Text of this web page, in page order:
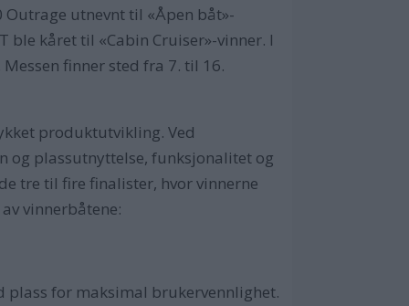
Outrage utnevnt til «Åpen båt»-
ble kåret til «Cabin Cruiser»-vinner. I
finner sted fra 7. til 16.
produktutvikling. Ved
og plassutnyttelse, funksjonalitet og
tre til fire finalister, hvor vinnerne
vinnerbåtene:
plass for maksimal brukervennlighet.